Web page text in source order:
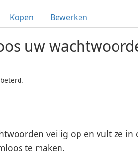
Kopen Bewerken
uw
veilig op en vult ze
te maken.